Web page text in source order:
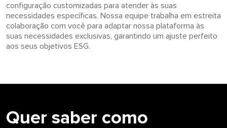
configuração customizadas para atender às suas
necessidades específicas. Nossa equipe trabalha em estreita
colaboração com você para adaptar nossa plataforma às
suas necessidades exclusivas, garantindo um ajuste perfeito
aos seus objetivos ESG.
Quer saber como